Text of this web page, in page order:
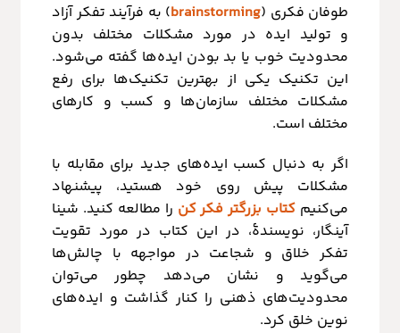
طوفان فکری (brainstorming) به فرآیند تفکر آزاد
و تولید ایده در مورد مشکلات مختلف بدون
محدودیت خوب یا بد بودن ایده‌ها گفته می‌شود.
این تکنیک یکی از بهترین تکنیک‌ها برای رفع
مشکلات مختلف سازمان‌ها و کسب و کارهای
مختلف است.
اگر به دنبال کسب ایده‌های جدید برای مقابله با
مشکلات پیش روی خود هستید، پیشنهاد
می‌کنیم کتاب بزرگتر فکر کن را مطالعه کنید. شینا
آینگار، نویسندۀ، در این کتاب در مورد تقویت
تفکر خلاق و شجاعت در مواجهه با چالش‌ها
می‌گوید و نشان می‌دهد چطور می‌توان
محدودیت‌های ذهنی را کنار گذاشت و ایده‌های
نوین خلق کرد.